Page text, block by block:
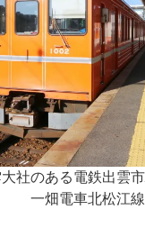
社のある電鉄出雲
一畑電車北松江線